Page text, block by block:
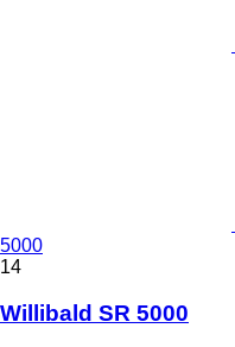
5000
14
Willibald SR 5000